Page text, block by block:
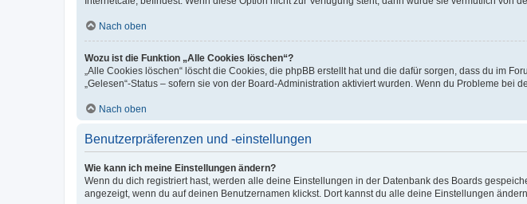
Nach oben
Wozu ist die Funktion „Alle Cookies löschen“?
„Alle Cookies löschen“ löscht die Cookies, die phpBB erstellt hat und die dafür sorgen, dass du im
„Gelesen“-Status – sofern sie von der Board-Administration aktiviert wurden. Wenn du Probleme bei
Nach oben
Benutzerpräferenzen und -einstellungen
Wie kann ich meine Einstellungen ändern?
Wenn du dich registriert hast, werden alle deine Einstellungen in der Datenbank des Boards
angezeigt, wenn du auf deinen Benutzernamen klickst. Dort kannst du alle deine Einstellungen ändern.